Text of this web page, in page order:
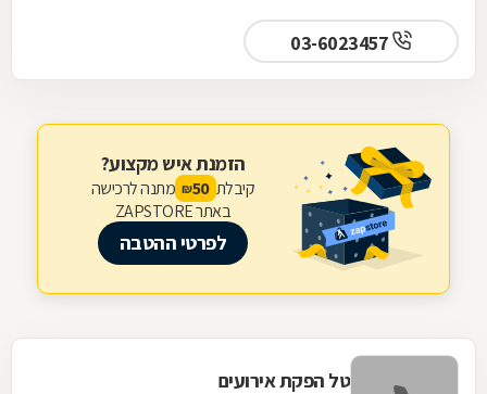
הזמנת איש מקצוע?
קיבלת 50
₪ מתנה לרכישה
באתר ZAPSTORE
לפרטי ההטבה
טל הפקת אירועים